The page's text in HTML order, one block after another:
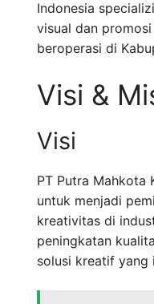
Indonesia
visual dan
beroperasi di
Visi &
Visi
PT Putra Mahkota
untuk menjadi
kreativitas di
peningkatan
solusi kreatif yang